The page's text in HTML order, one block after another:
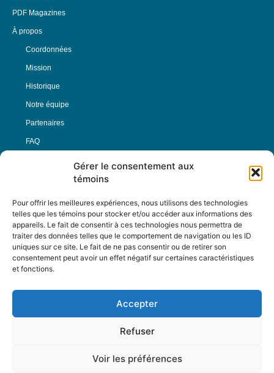
Gérer le consentement aux
témoins
Pour offrir les meilleures expériences, nous utilisons des technologies
telles que les témoins pour stocker et/ou accéder aux informations des
appareils. Le fait de consentir à ces technologies nous permettra de
traiter des données telles que le comportement de navigation ou les ID
uniques sur ce site. Le fait de ne pas consentir ou de retirer son
consentement peut avoir un effet négatif sur certaines caractéristiques
et fonctions.
Accepter
Refuser
Voir les préférences
PDF Magazines
À propos
Coordonnées
Mission
Historique
Notre équipe
Partenaires
FAQ
Nous Suivre
Contactez-nous :
12-3894 rue Sainte-Catherine Est,